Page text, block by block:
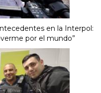
en la Interpol:
por el mundo”